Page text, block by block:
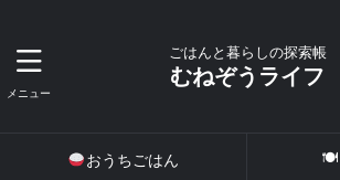
ごはんと暮らしの探索帳
むねぞうライフ
おうちごはん 🍽